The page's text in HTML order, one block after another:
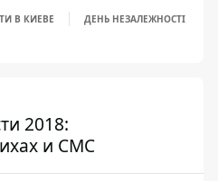
В КИЕВЕ ДЕНЬ НЕЗАЛЕЖНОСТІ
2018:
и СМС